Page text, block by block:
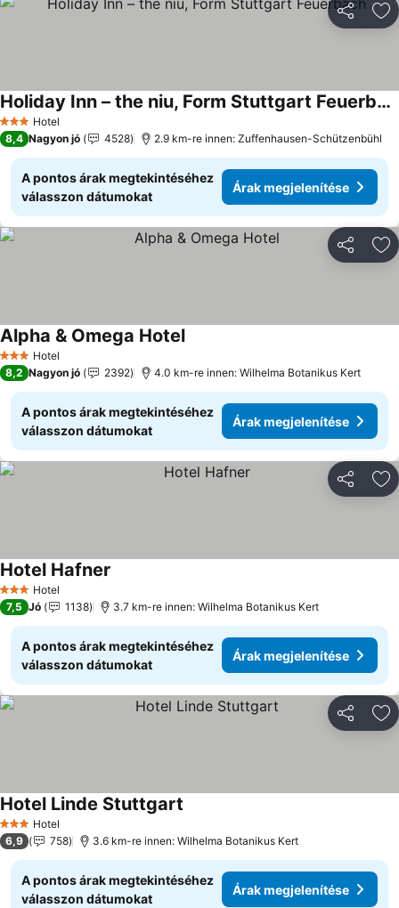
3 Kategória
Hotel
Holiday Inn – the niu, Form Stuttgart Feuerbach
Árak megjelenítése
8,4 Nagyon jó 4528 2.9 km-re innen: Zuffenhausen-Schützenbühl
A pontos árak megtekintéséhez
válasszon dátumokat
Árak megjelenítése
3 Kategória
Hotel
Alpha & Omega HotelÁrak megjelenítése
8,2 Nagyon jó 2392 4.0 km-re innen: Wilhelma Botanikus Kert
A pontos árak megtekintéséhez
válasszon dátumokat
Árak megjelenítése
3 Kategória
Hotel
Hotel Hafner
7,5 Jó 1138 3.7 km-re innen: Wilhelma Botanikus Kert
A pontos árak megtekintéséhez
válasszon dátumokat
Árak megjelenítése
3 Kategória
Hotel
Hotel Linde Stuttgart
6,9 758 3.6 km-re innen: Wilhelma Botanikus Kert
A pontos árak megtekintéséhez
válasszon dátumokat
Árak megjelenítése